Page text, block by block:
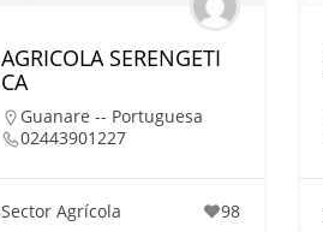
AGRICOLA SERENGETI
CA
Guanare -- Portuguesa
02443901227
Sector Agrícola 98